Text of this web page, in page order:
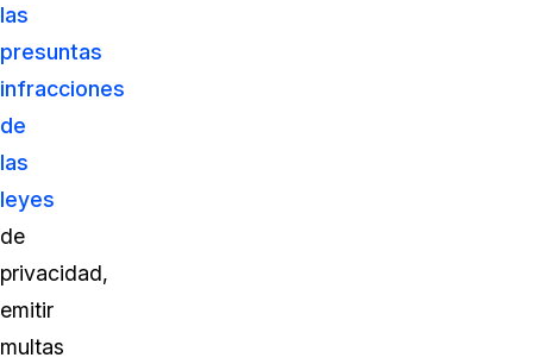
las
presuntas
infracciones
de
las
leyes
de
privacidad,
emitir
multas